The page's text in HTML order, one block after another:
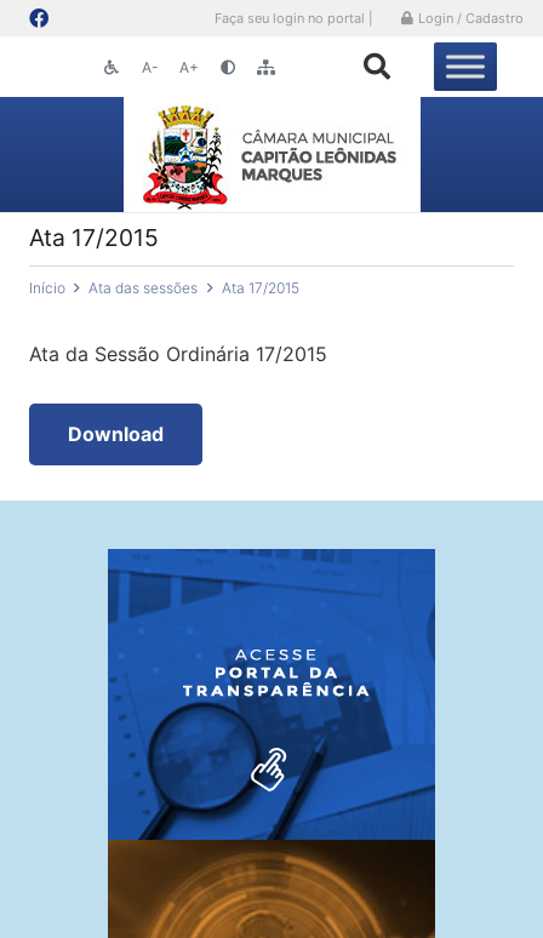
Faça seu login no portal | Login / Cadastro
A- A+
Ata 17/2015
Início Ata das sessões Ata 17/2015
Ata da Sessão Ordinária 17/2015
Download